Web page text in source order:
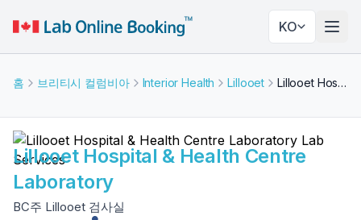
KO
네비
홈 브리티시 컬럼비아 Interior Health Lillooet Lillooet Hospital & Health Centre Laboratory
Lillooet Hospital & Health Centre
Laboratory
BC주 Lillooet 검사실